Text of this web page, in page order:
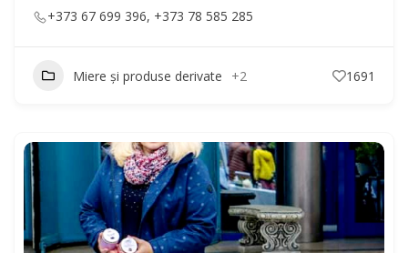
+373 67 699 396, +373 78 585 285
Miere și produse derivate +2 1691